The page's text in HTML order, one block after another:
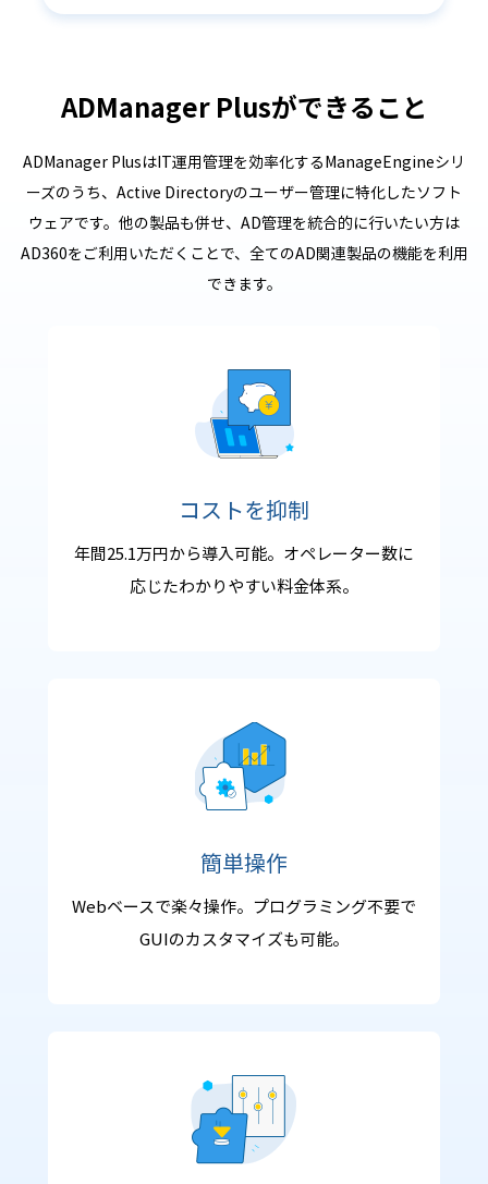
ADManager Plusができること
ADManager PlusはIT運用管理を効率化するManageEngineシリ
ーズのうち、Active Directoryのユーザー管理に特化したソフト
ウェアです。他の製品も併せ、AD管理を統合的に行いたい方は
AD360をご利用いただくことで、全てのAD関連製品の機能を利用
できます。
コストを抑制
年間25.1万円から導入可能。オペレーター数に
応じたわかりやすい料金体系。
簡単操作
Webベースで楽々操作。プログラミング不要で
GUIのカスタマイズも可能。